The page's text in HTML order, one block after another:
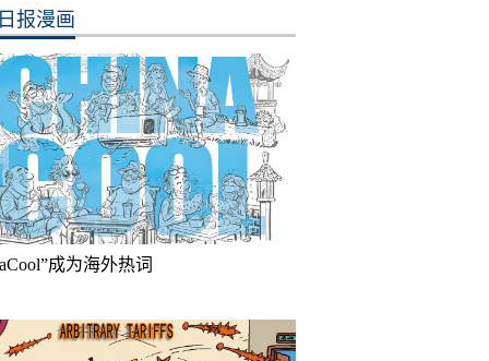
报漫画
成为海外热词